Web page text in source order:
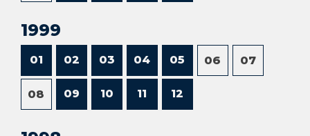
1999
01 02 03 04 05 06 07
08 09 10 11 12